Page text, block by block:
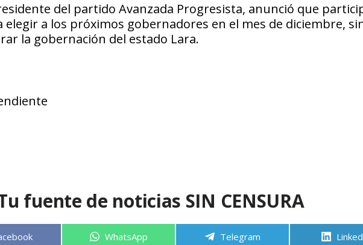
del partido Avanzada Progresista, anunció que
elegir a los próximos gobernadores en el mes de diciembre,
la gobernación del estado Lara.
fuente de noticias SIN CENSURA
Compartir
WhatsApp Compartir
Telegram